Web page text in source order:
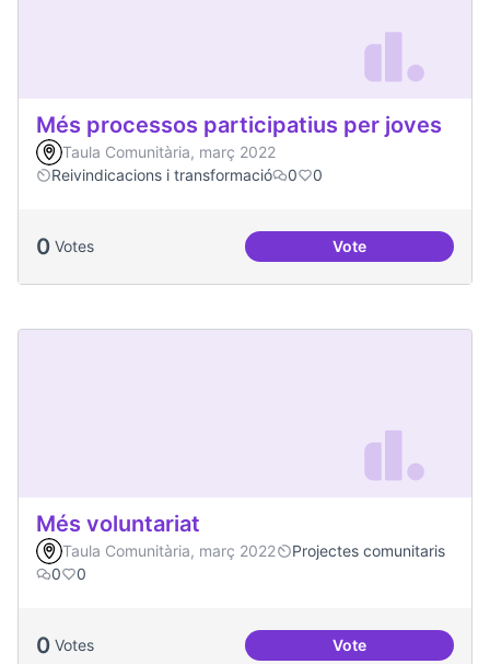
Més processos participatius per joves
Taula Comunitària, març 2022
Reivindicacions i transformació
0 0
0 Votes VoteMés processos
Més voluntariat
Taula Comunitària, març 2022
Projectes comunitaris
0
0
0 Votes VoteMés voluntariat